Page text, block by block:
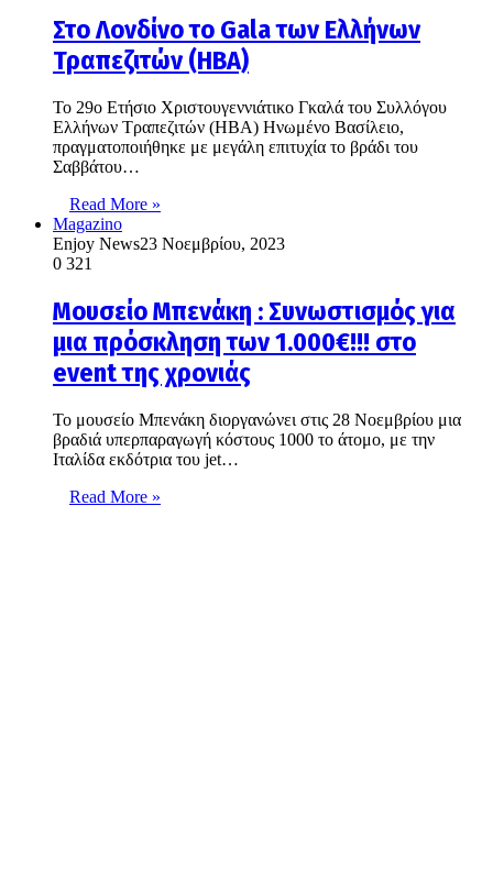
Στο Λονδίνο το Gala των Ελλήνων
Τραπεζιτών (ΗΒΑ)
To 29ο Ετήσιο Χριστουγεννιάτικο Γκαλά του Συλλόγου
Ελλήνων Τραπεζιτών (HBA) Ηνωμένο Βασίλειο,
πραγματοποιήθηκε με μεγάλη επιτυχία το βράδι του
Σαββάτου…
Read More »
Magazino
Enjoy News23 Νοεμβρίου, 2023
0 321
Μουσείο Μπενάκη : Συνωστισμός για
μια πρόσκληση των 1.000€!!! στο
event της χρονιάς
Το μουσείο Μπενάκη διοργανώνει στις 28 Νοεμβρίου μια
βραδιά υπερπαραγωγή κόστους 1000 το άτομο, με την
Ιταλίδα εκδότρια του jet…
Read More »